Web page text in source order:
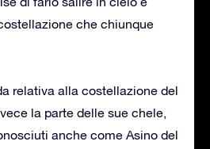
che chiunque
relativa alla costellazione del
la parte delle sue chele,
anche come Asino del